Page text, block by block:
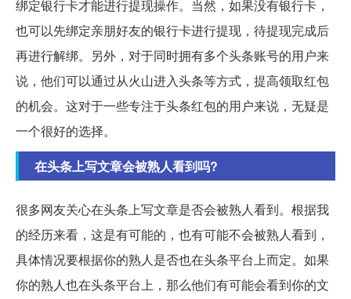
绑定银行卡才能进行提现操作。当然，如果没有银行卡，
也可以先绑定亲朋好友的银行卡进行提现，待提现完成后
再进行解绑。另外，对于同时拥有多个头条账号的用户来
说，他们可以通过从火山进入头条等方式，提高领取红包
的机会。这对于一些专注于头条红包的用户来说，无疑是
一个很好的选择。
在头条上写文章会被熟人看到吗?
很多网友关心在头条上写文章是否会被熟人看到。根据我
的经历来看，这是有可能的，也有可能不会被熟人看到，
具体情况要根据你的熟人是否也在头条平台上而定。如果
你的熟人也在头条平台上，那么他们有可能会看到你的文